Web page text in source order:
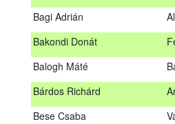
Bagi Adrián
Bakondi Donát
Balogh Máté
Bárdos Richárd
Bese Csaba
Az alábbiakban tesszük közzé a
megrendezett erdészeti
teljesítők névsorát.
A sikeres vizsgáról szóló